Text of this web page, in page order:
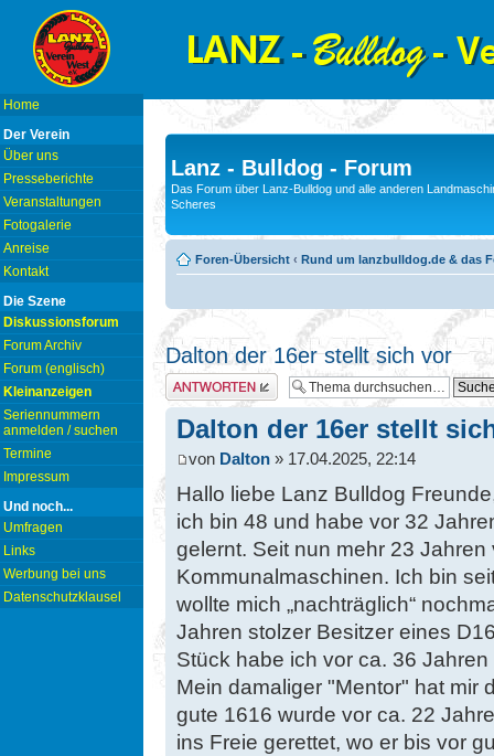
Home
Der Verein
Über uns
Presseberichte
Veranstaltungen
Fotogalerie
Anreise
Kontakt
Die Szene
Diskussionsforum
Forum Archiv
Forum (englisch)
Kleinanzeigen
Seriennummern
anmelden / suchen
Termine
Impressum
Und noch...
Umfragen
Links
Werbung bei uns
Datenschutzklausel
Lanz - Bulldog - Forum
Das Forum über Lanz-Bulldog und alle anderen
Scheres
Foren-Übersicht ‹ Rund um lanzbulldog.de & das
Dalton der 16er stellt sich vor
Antwort erstellen
Dalton der 16er stellt
von Dalton » 17.04.2025, 22:14
Hallo liebe Lanz Bulldog
ich bin 48 und habe vor 32
gelernt. Seit nun mehr 23
Kommunalmaschinen. Ich bin
wollte mich „nachträglich“
Jahren stolzer Besitzer eines
Stück habe ich vor ca. 36
Mein damaliger "Mentor" hat mir
gute 1616 wurde vor ca. 22
ins Freie gerettet, wo er bis vor